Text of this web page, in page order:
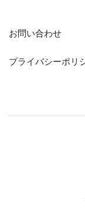
お問い合わせ
プライバシーポリ